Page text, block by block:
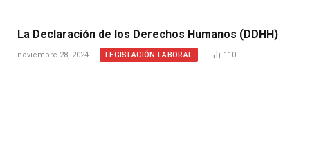
La Declaración de los Derechos Humanos (DDHH)
noviembre 28, 2024 LEGISLACIÓN LABORAL 110